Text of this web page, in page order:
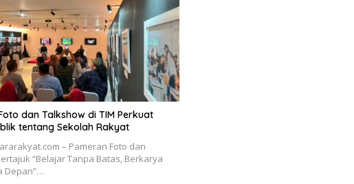
dan Talkshow di TIM Perkuat
tentang Sekolah Rakyat
– Pameran Foto dan
“Belajar Tanpa Batas, Berkarya
Depan”…